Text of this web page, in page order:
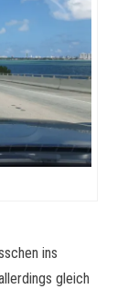
ins
gleich